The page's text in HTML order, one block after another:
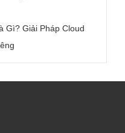
Gì? Giải Pháp Cloud